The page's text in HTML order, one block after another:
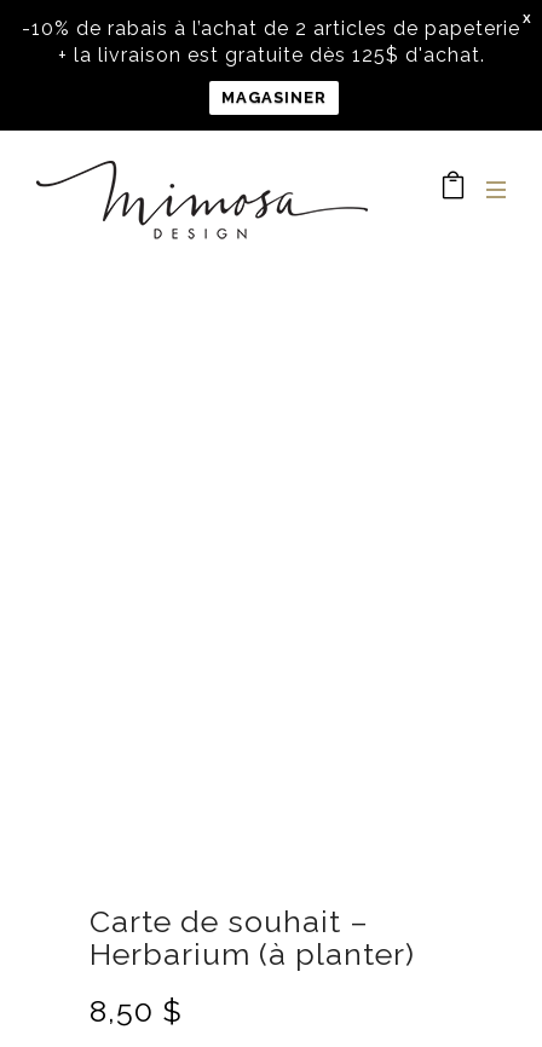
X
-10% de rabais à l’achat de 2 articles de papeterie
+ la livraison est gratuite dès 125$ d'achat.
MAGASINER
Carte de souhait –
Herbarium (à planter)
8,50 $